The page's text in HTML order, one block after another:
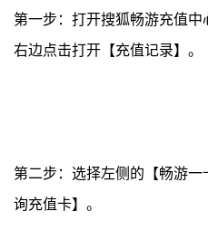
第一步：打开搜狐畅游充值中
右边点击打开【充值记录】。
第二步：选择左侧的【畅游
询充值卡】。